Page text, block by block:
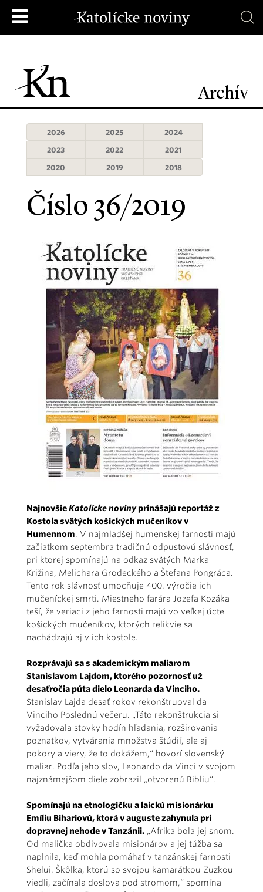
Archív
2026 2025
2024
2023
2022
2021
2020
2019 2018
Číslo 36/2019
NajnovšieKatolícke novinyprinášajú reportáž z
Kostola svätých košických mučeníkov v
Humennom. V najmladšej humenskej farnosti majú
začiatkom septembra tradičnú odpustovú slávnosť,
pri ktorej spomínajú na odkaz svätých Marka
Križina, Melichara Grodeckého a Štefana Pongráca.
Tento rok slávnosť umocňuje 400. výročie ich
mučeníckej smrti. Miestneho farára Jozefa Kozáka
teší, že veriaci z jeho farnosti majú vo veľkej úcte
košických mučeníkov, ktorých relikvie sa
nachádzajú aj v ich kostole.
Rozprávajú sa s akademickým maliarom
Stanislavom Lajdom, ktorého pozornosť už
desaťročia púta dielo Leonarda da Vinciho.
Stanislav Lajda desať rokov rekonštruoval da
Vinciho Poslednú večeru. „Táto rekonštrukcia si
vyžadovala stovky hodín hľadania, rozširovania
poznatkov, vytvárania množstva štúdií, ale aj
pokory a viery, že to dokážem,“ hovorí slovenský
maliar. Podľa jeho slov, Leonardo da Vinci v svojom
najznámejšom diele zobrazil „otvorenú Bibliu“.
Spomínajú na etnologičku a laickú misionárku
Emíliu Bihariovú, ktorá v auguste zahynula pri
dopravnej nehode v Tanzánii. „Afrika bola jej snom.
Od malička obdivovala misionárov a jej túžba sa
naplnila, keď mohla pomáhať v tanzánskej farnosti
Shelui. Škôlka, ktorú so svojou kamarátkou Zuzkou
viedli, začínala doslova pod stromom,“ spomína